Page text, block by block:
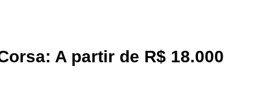
A partir de R$ 18.000